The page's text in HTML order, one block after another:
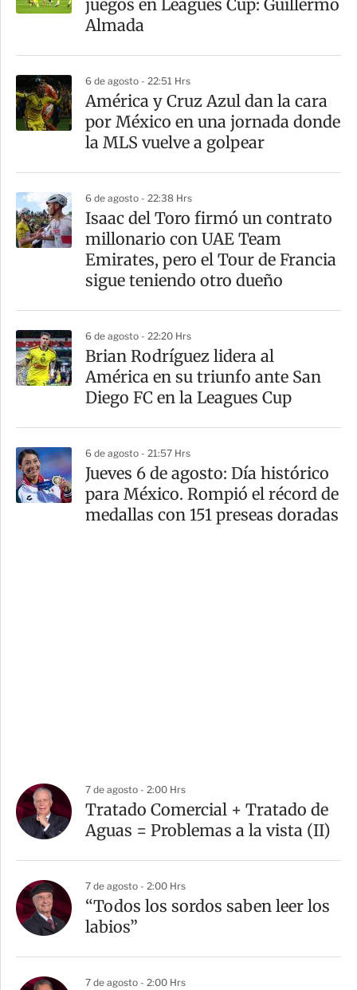
t
juegos en Leagues Cup: Guillermo
Almada
6 de agosto - 22:51 Hrs
América y Cruz Azul dan la cara
por México en una jornada donde
la MLS vuelve a golpear
6 de agosto - 22:38 Hrs
Isaac del Toro firmó un contrato
millonario con UAE Team
Emirates, pero el Tour de Francia
sigue teniendo otro dueño
6 de agosto - 22:20 Hrs
Brian Rodríguez lidera al
América en su triunfo ante San
Diego FC en la Leagues Cup
6 de agosto - 21:57 Hrs
Jueves 6 de agosto: Día histórico
para México. Rompió el récord de
medallas con 151 preseas doradas
7 de agosto - 2:00 Hrs
Tratado Comercial + Tratado de
Aguas = Problemas a la vista (II)
7 de agosto - 2:00 Hrs
“Todos los sordos saben leer los
labios”
7 de agosto - 2:00 Hrs